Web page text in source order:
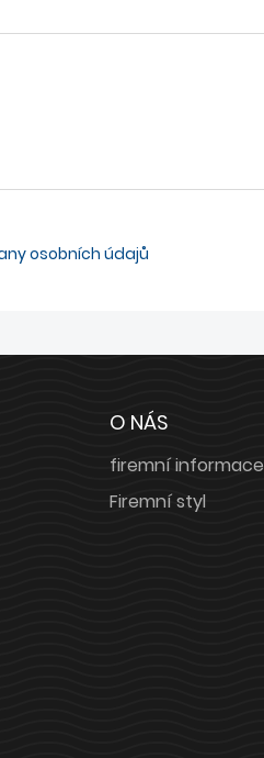
osobních údajů
O NÁS
firemní informace
Firemní styl